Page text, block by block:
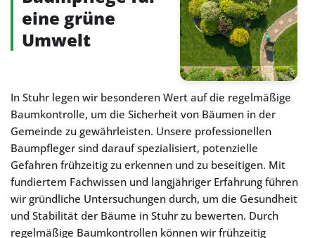
eine grüne
Umwelt
In Stuhr legen wir besonderen Wert auf die regelmäßige
Baumkontrolle, um die Sicherheit von Bäumen in der
Gemeinde zu gewährleisten. Unsere professionellen
Baumpfleger sind darauf spezialisiert, potenzielle
Gefahren frühzeitig zu erkennen und zu beseitigen. Mit
fundiertem Fachwissen und langjähriger Erfahrung führen
wir gründliche Untersuchungen durch, um die Gesundheit
und Stabilität der Bäume in Stuhr zu bewerten. Durch
regelmäßige Baumkontrollen können wir frühzeitig